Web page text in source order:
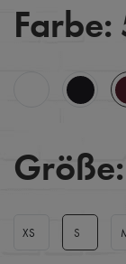
Farbe:
Größe:
XS S